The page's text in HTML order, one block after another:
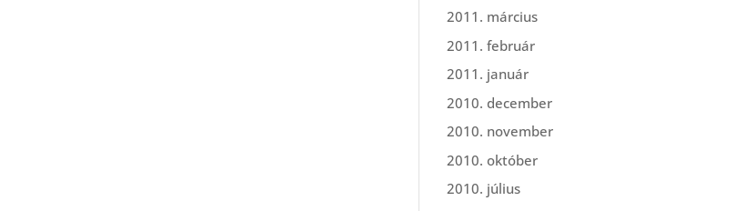
2011. március
2011. február
2011. január
2010. december
2010. november
2010. október
2010. július